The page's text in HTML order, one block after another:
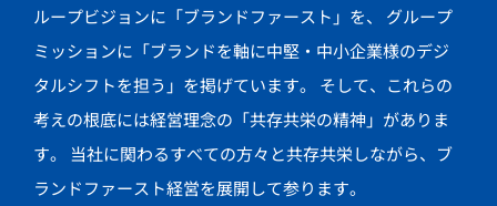
ループビジョンに「ブランドファースト」を、
グループ
ミッションに「ブランドを軸に中堅・中小企業様のデジ
タルシフトを担う」を掲げています。
そして、これらの
考えの根底には経営理念の「共存共栄の精神」がありま
す。
当社に関わるすべての方々と共存共栄しながら、ブ
ランドファースト経営を展開して参ります。